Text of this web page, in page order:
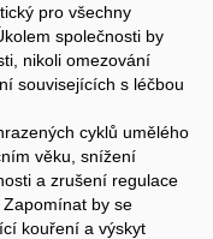
pro všechny
společnosti by
nikoli omezování
souvisejících s léčbou
cyklů umělého
věku, snížení
a zrušení regulace
by se
kouření a výskyt